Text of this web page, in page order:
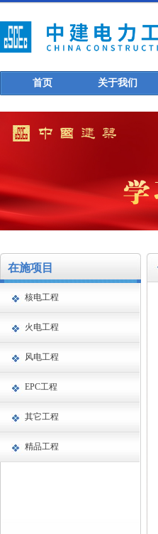
首页 关于我们
在施项目
核电工程
火电工程
风电工程
EPC工程
其它工程
精品工程